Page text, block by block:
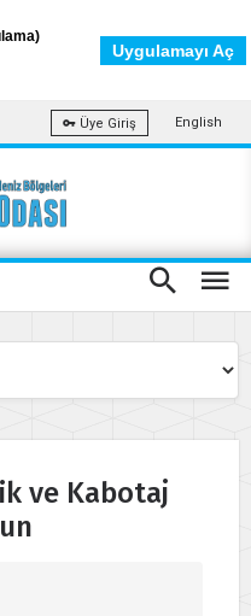
Üye Giriş English
ve Kabotaj
Uygulamayı Aç